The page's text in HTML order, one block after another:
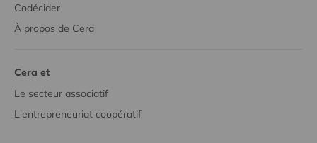
Codécider
À propos de Cera
Cera et
Le secteur associatif
L'entrepreneuriat coopératif